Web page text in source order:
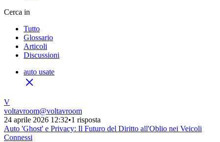
Cerca in
Tutto
Glossario
Articoli
Discussioni
auto usate
V
voltavroom@voltavroom
24 aprile 2026 12:32•1 risposta
Auto 'Ghost' e Privacy: Il Futuro del Diritto all'Oblio nei Veicoli
Connessi